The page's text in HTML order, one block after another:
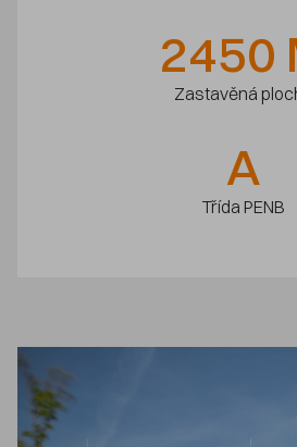
2450
Zastavěná
A
Třída PENB